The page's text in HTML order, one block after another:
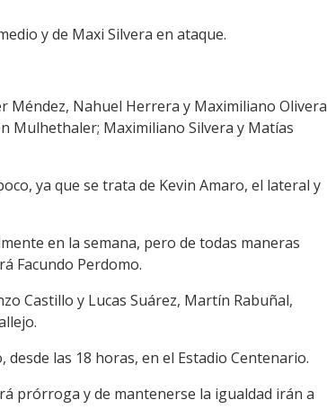
y de Maxi Silvera en ataque.
Méndez, Nahuel Herrera y Maximiliano Olivera
Mulhethaler; Maximiliano Silvera y Matías
ya que se trata de Kevin Amaro, el lateral y
en la semana, pero de todas maneras
Facundo Perdomo.
Castillo y Lucas Suárez, Martín Rabuñal,
las 18 horas, en el Estadio Centenario.
prórroga y de mantenerse la igualdad irán a